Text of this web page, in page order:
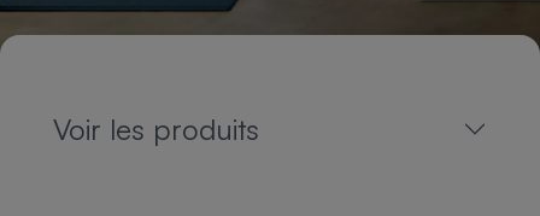
Voir les produits